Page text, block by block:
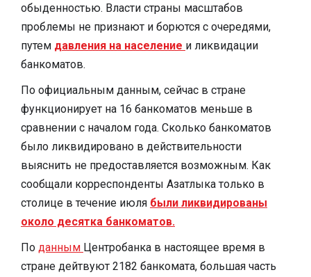
обыденностью. Власти страны масштабов
проблемы не признают и борются с очередями,
путем давления на население и ликвидации
банкоматов.
По официальным данным, сейчас в стране
функционирует на 16 банкоматов меньше в
сравнении с началом года. Сколько банкоматов
было ликвидировано в действительности
выяснить не предоставляется возможным. Как
сообщали корреспонденты Азатлыка только в
столице в течение июля были ликвидированы
около десятка банкоматов.
По данным Центробанка в настоящее время в
стране дейтвуют 2182 банкомата, большая часть